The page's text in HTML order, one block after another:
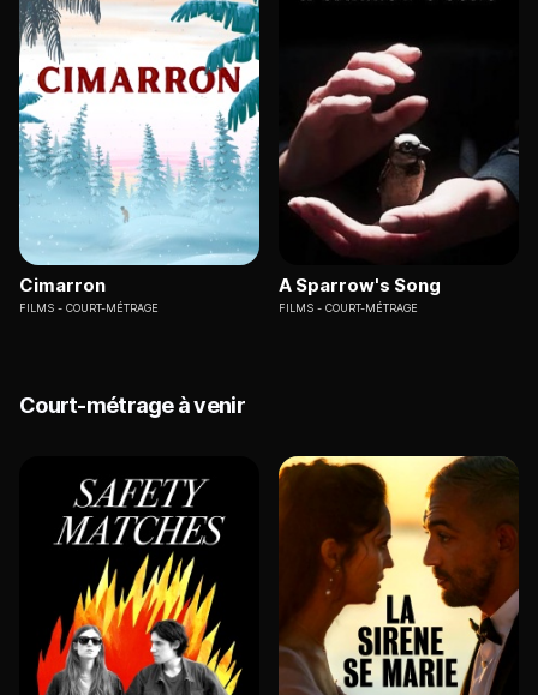
Cimarron
FILMS COURT-MÉTRAGE
A Sparrow's Song
FILMS COURT-MÉTRAGE
Court-métrage à venir